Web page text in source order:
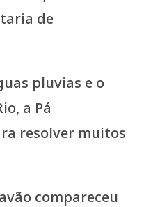
de
pluvias e o
a Pá
resolver muitos
compareceu